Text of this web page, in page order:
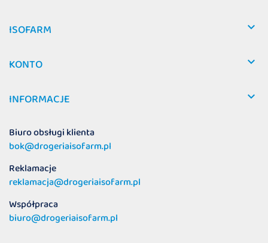
ISOFARM 
KONTO 
INFORMACJE 
Biuro obsługi klienta
bok@drogeriaisofarm.pl
Reklamacje
reklamacja@drogeriaisofarm.pl
Współpraca
biuro@drogeriaisofarm.pl